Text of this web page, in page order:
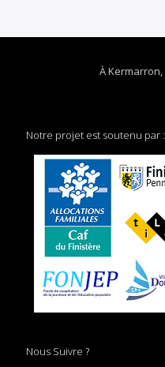
À Kermarron,
Notre projet est soutenu par :
Nous Suivre ?